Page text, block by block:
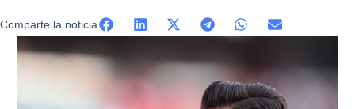
Comparte la noticia